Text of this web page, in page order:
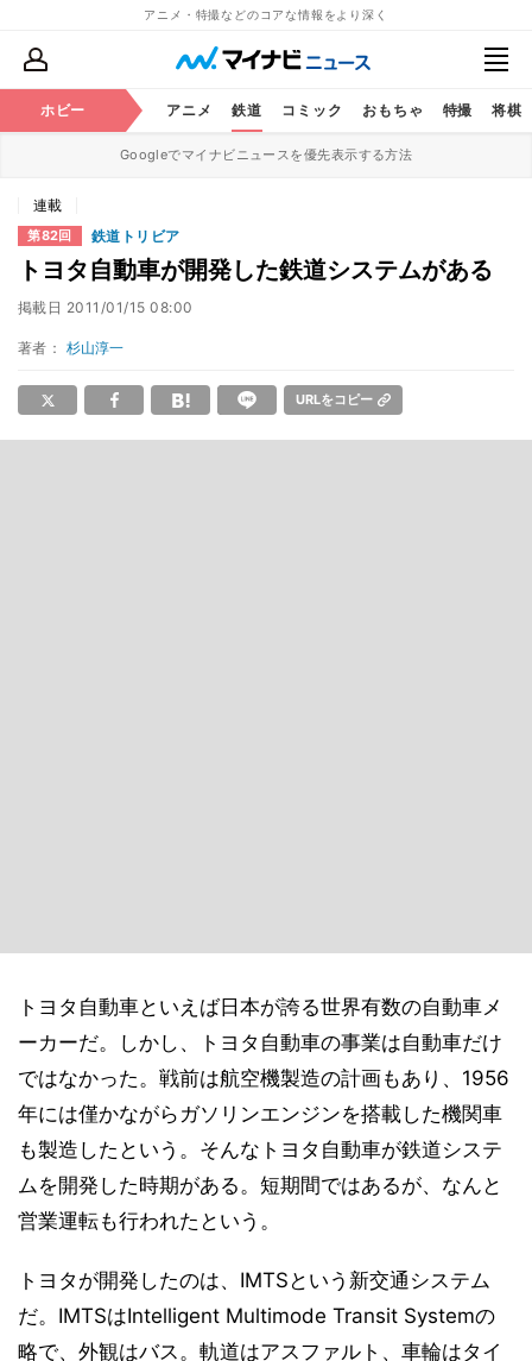
アニメ・特撮などのコアな情報をより深く
ホビー アニメ 鉄道 コミック おもちゃ 特撮 将棋
Googleでマイナビニュースを優先表示する方法
連載
第82回 鉄道トリビア
トヨタ自動車が開発した鉄道システムがある
掲載日 2011/01/15 08:00
著者： 杉山淳一
URLをコピー
トヨタ自動車といえば日本が誇る世界有数の自動車メ
ーカーだ。しかし、トヨタ自動車の事業は自動車だけ
ではなかった。戦前は航空機製造の計画もあり、1956
年には僅かながらガソリンエンジンを搭載した機関車
も製造したという。そんなトヨタ自動車が鉄道システ
ムを開発した時期がある。短期間ではあるが、なんと
営業運転も行われたという。
トヨタが開発したのは、IMTSという新交通システム
だ。IMTSはIntelligent Multimode Transit Systemの
略で、外観はバス。軌道はアスファルト、車輪はタイ